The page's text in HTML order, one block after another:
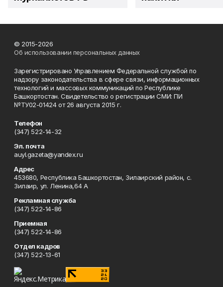
© 2015-2026
Об использовании персональных данных
Зарегистрировано Управлением Федеральной службой по
надзору законодательства в сфере связи, информационных
технологий и массовых коммуникаций по Республике
Башкортостан. Свидетельство о регистрации СМИ: ПИ
№ТУ02-01424 от 26 августа 2015 г.
Телефон
(347) 522-14-32
Эл. почта
auyl.gazeta@yandex.ru
Адрес
453680, Республика Башкортостан, Зилаирский район, с.
Зилаир, ул. Ленина,64 А
Рекламная служба
(347) 522-14-86
Приемная
(347) 522-14-86
Отдел кадров
(347) 522-13-61